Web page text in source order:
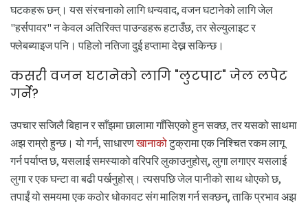
घटकहरू छन्। यस संरचनाको लागि धन्यवाद, वजन घटानेको लागि जेल
"हर्सपावर" न केवल अतिरिक्त पाउन्डहरू हटाउँछ, तर सेल्युलाइट र
फ्लेबब्याइज पनि। पहिलो नतिजा दुई हप्तामा देख्न सकिन्छ।
कसरी वजन घटानेको लागि "लुटपाट" जेल लपेट
गर्ने?
उपचार सजिलै बिहान र साँझमा छालामा गाँसिएको हुन सक्छ, तर यसको साथमा
अझ राम्रो हुन्छ। यो गर्न, साधारणखानाकोटुक्रामा एक निश्चित रकम लागू
गर्न पर्याप्त छ, यसलाई समस्याको वरिपरि लुकाउनुहोस्, लुगा लगाएर यसलाई
लुगा र एक घन्टा वा बढी पर्खनुहोस्। त्यसपछि जेल पानीको साथ धोएको छ,
तपाईं यो समयमा एक कठोर धोकावट संग मालिश गर्न सक्छन्, ताकि प्रभाव अझ